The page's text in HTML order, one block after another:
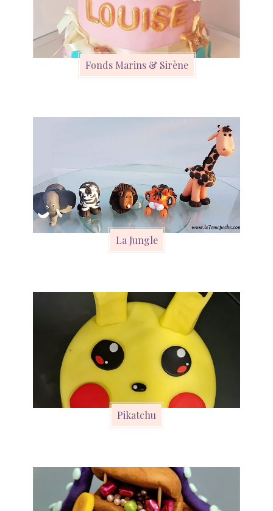
Fonds Marins & Sirène
La Jungle
Pikatchu